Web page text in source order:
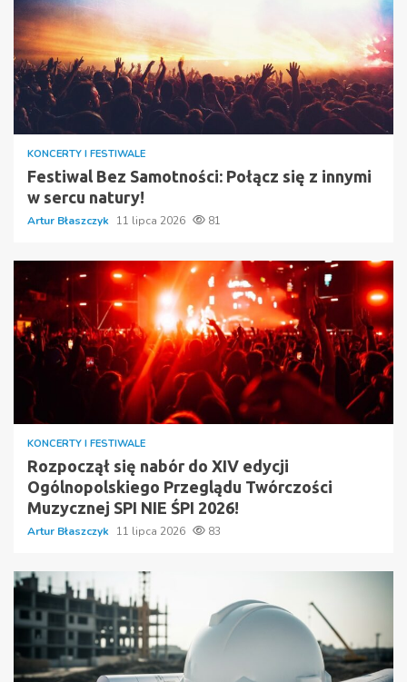
KONCERTY I FESTIWALE
Festiwal Bez Samotności: Połącz się z innymi
w sercu natury!
Artur Błaszczyk 11 lipca 2026 81
KONCERTY I FESTIWALE
Rozpoczął się nabór do XIV edycji
Ogólnopolskiego Przeglądu Twórczości
Muzycznej SPI NIE ŚPI 2026!
Artur Błaszczyk 11 lipca 2026 83